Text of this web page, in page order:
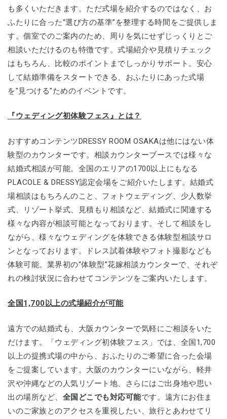
も多くいただきます。ただ式場を紹介するのではなく、お
ふたりに合った“選び方の基準”を整理する時間をご提供しま
す。個室でのご案内のため、周りを気にせずじっくりとご
相談いただけるのも特徴です。式場紹介や見積りチェック
はもちろん、比較のポイントまでしっかりサポート。安心
して結婚準備をスタートできる、おふたりにあった式場
を"見つける"ためのイベントです。
『ウェディング初体験フェス』とは？
おすすめコンテンツDRESSY ROOM OSAKAは他にはない体
験型のカウンターです。相談カウンターブースでは様々な
結婚式相談が可能。全国のエリアの1700以上にもなる
PLACOLE & DRESSY認定会場をご紹介いたします。結婚式
場相談はもちろんのこと、フォトウェディング、少人数挙
式、リゾート挙式、見積もり相談など、結婚式に関連する
様々な内容が相談可能となっております。そして相談をし
ながら、様々なウェディングを体験できる体験型相談サロ
ンとなっております。ドレス試着体験やフォト撮影なども
体験可能。業界初の“体験型”花嫁相談カウンターで、それぞ
れの検討状況に合わせてコンテンツをご案内いたします。
全国1,700以上の式場紹介が可能
遠方での結婚式も、大阪カウンターで気軽にご相談をいた
だけます。「ウェディング初体験フェス」では、全国1,700
以上の提携式場の中から、おふたりのご希望に合った会場
をご提案しています。大阪のカウンターにいながら、軽井
沢や沖縄などの人気リゾート地、さらにはご出身地や思い
出の場所など、 全国どこでも対応可能です。遠方にお住ま
いのご家族とのアクセスを重視したい、旅行とあわせてリ